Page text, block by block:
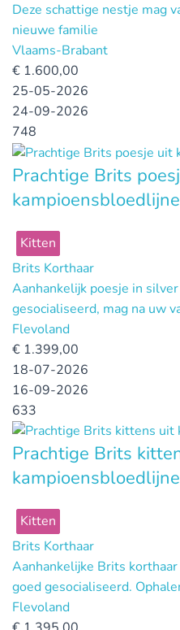
Deze schattige nestje mag
nieuwe familie
Vlaams-Brabant
€ 1.600,00
25-05-2026
24-09-2026
748
Prachtige Brits
Kitten
Brits Korthaar
Aanhankelijk poesje in
gesocialiseerd, mag na uw
Flevoland
€ 1.399,00
18-07-2026
16-09-2026
633
Prachtige Brits
Kitten
Brits Korthaar
Aanhankelijke Brits
goed gesocialiseerd.
Flevoland